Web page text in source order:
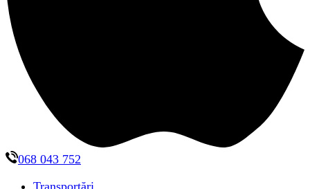
068 043 752
Transportări